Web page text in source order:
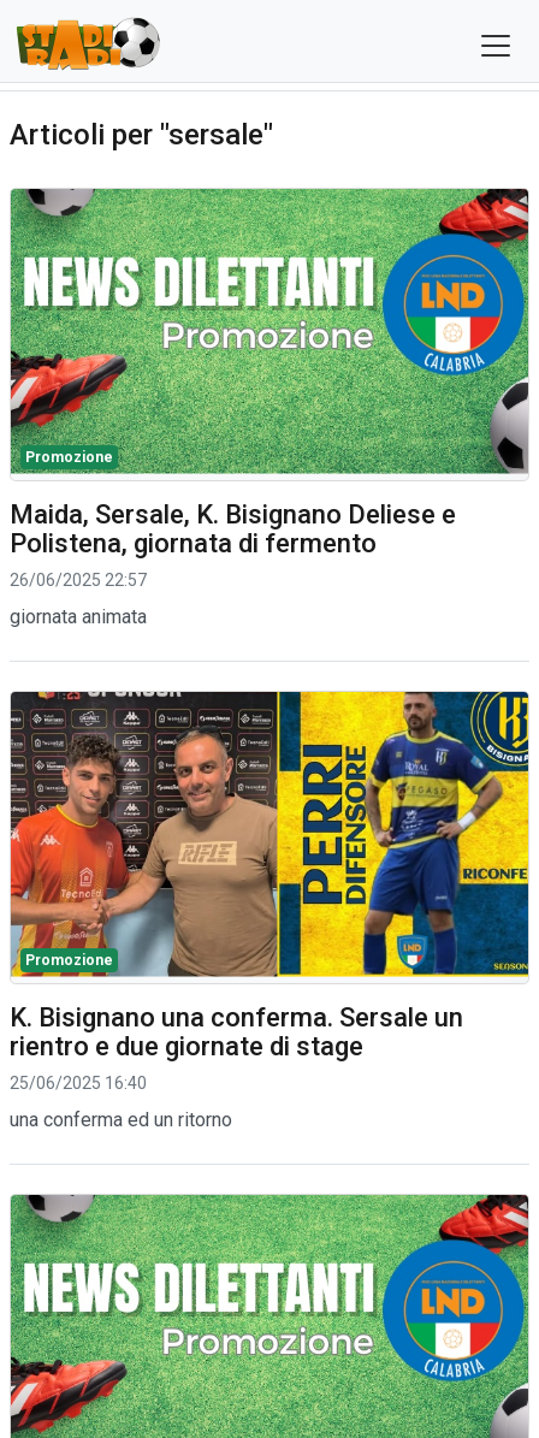
Articoli per "sersale"
Promozione
Maida, Sersale, K. Bisignano Deliese e
Polistena, giornata di fermento
26/06/2025 22:57
giornata animata
Promozione
K. Bisignano una conferma. Sersale un
rientro e due giornate di stage
25/06/2025 16:40
una conferma ed un ritorno